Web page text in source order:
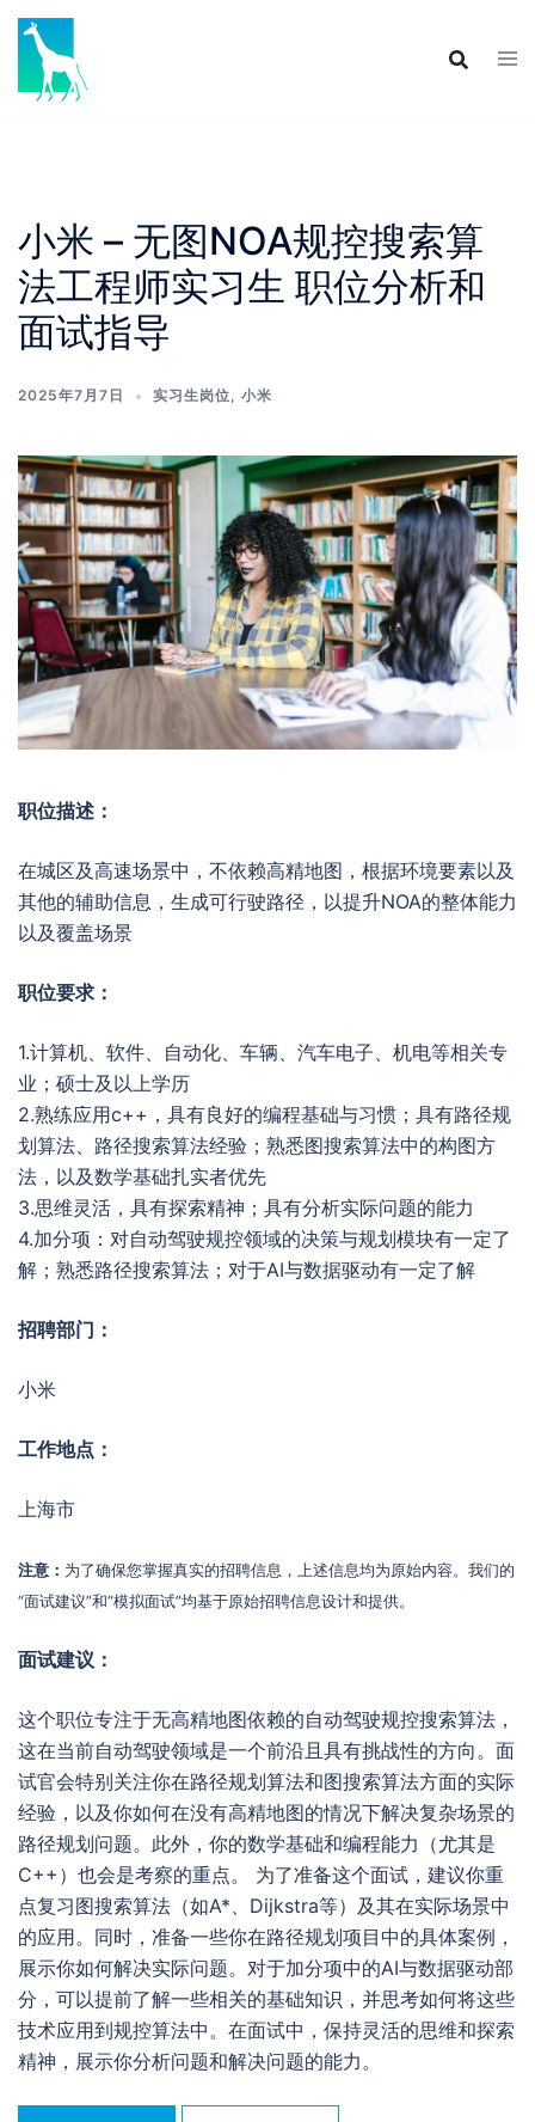
Skip
content
小米 – 无图NOA规控搜索算
法工程师实习生 职位分析和
面试指导
2025年7月7日 实习生岗位, 小米
职位描述：
在城区及高速场景中，不依赖高精地图，根据环境要素以及
其他的辅助信息，生成可行驶路径，以提升NOA的整体能力
以及覆盖场景
职位要求：
1.计算机、软件、自动化、车辆、汽车电子、机电等相关专
业；硕士及以上学历
2.熟练应用c++，具有良好的编程基础与习惯；具有路径规
划算法、路径搜索算法经验；熟悉图搜索算法中的构图方
法，以及数学基础扎实者优先
3.思维灵活，具有探索精神；具有分析实际问题的能力
4.加分项：对自动驾驶规控领域的决策与规划模块有一定了
解；熟悉路径搜索算法；对于AI与数据驱动有一定了解
招聘部门：
小米
工作地点：
上海市
注意： 为了确保您掌握真实的招聘信息，上述信息均为原始内容。我们的
“面试建议”和“模拟面试”均基于原始招聘信息设计和提供。
面试建议：
这个职位专注于无高精地图依赖的自动驾驶规控搜索算法，
这在当前自动驾驶领域是一个前沿且具有挑战性的方向。面
试官会特别关注你在路径规划算法和图搜索算法方面的实际
经验，以及你如何在没有高精地图的情况下解决复杂场景的
路径规划问题。此外，你的数学基础和编程能力（尤其是
C++）也会是考察的重点。 为了准备这个面试，建议你重
点复习图搜索算法（如A*、Dijkstra等）及其在实际场景中
的应用。同时，准备一些你在路径规划项目中的具体案例，
展示你如何解决实际问题。对于加分项中的AI与数据驱动部
分，可以提前了解一些相关的基础知识，并思考如何将这些
技术应用到规控算法中。在面试中，保持灵活的思维和探索
精神，展示你分析问题和解决问题的能力。